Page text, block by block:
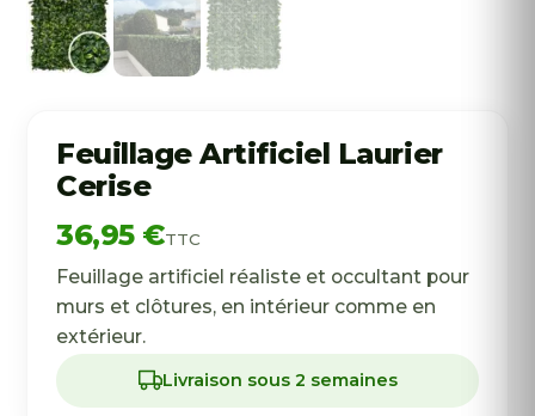
Feuillage Artificiel Laurier
Cerise
36,95 €TTC
Feuillage artificiel réaliste et occultant pour
murs et clôtures, en intérieur comme en
extérieur.
Livraison sous 2 semaines